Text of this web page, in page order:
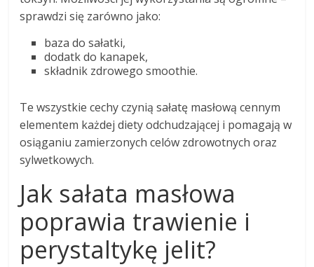
sprawdzi się zarówno jako:
baza do sałatki,
dodatk do kanapek,
składnik zdrowego smoothie.
Te wszystkie cechy czynią sałatę masłową cennym
elementem każdej diety odchudzającej i pomagają w
osiąganiu zamierzonych celów zdrowotnych oraz
sylwetkowych.
Jak sałata masłowa
poprawia trawienie i
perystaltykę jelit?